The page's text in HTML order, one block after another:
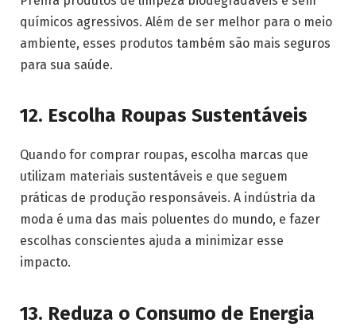
químicos agressivos. Além de ser melhor para o meio
ambiente, esses produtos também são mais seguros
para sua saúde.
12. Escolha Roupas Sustentáveis
Quando for comprar roupas, escolha marcas que
utilizam materiais sustentáveis e que seguem
práticas de produção responsáveis. A indústria da
moda é uma das mais poluentes do mundo, e fazer
escolhas conscientes ajuda a minimizar esse
impacto.
13. Reduza o Consumo de Energia